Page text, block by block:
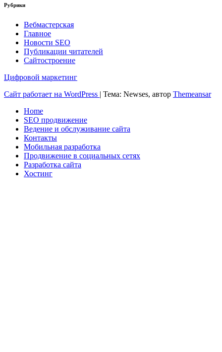
Рубрики
Вебмастерская
Главное
Новости SEO
Публикации читателей
Сайтостроение
Цифровой маркетинг
Сайт работает на WordPress | Тема: Newses, автор Themeansar
Home
SEO продвижение
Ведение и обслуживание сайта
Контакты
Мобильная разработка
Продвижение в социальных сетях
Разработка сайта
Хостинг